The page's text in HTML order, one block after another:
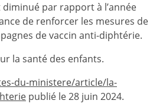
par rapport à l’année
de renforcer les mesures de
de vaccin anti-diphtérie.
la santé des enfants.
du-ministere/article/la-
publié le 28 juin 2024.